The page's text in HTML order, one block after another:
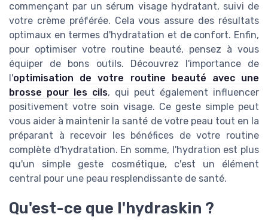
commençant par un sérum visage hydratant, suivi de
votre crème préférée. Cela vous assure des résultats
optimaux en termes d'hydratation et de confort. Enfin,
pour optimiser votre routine beauté, pensez à vous
équiper de bons outils. Découvrez l'importance de
l'optimisation de votre routine beauté avec une
brosse pour les cils, qui peut également influencer
positivement votre soin visage. Ce geste simple peut
vous aider à maintenir la santé de votre peau tout en la
préparant à recevoir les bénéfices de votre routine
complète d'hydratation. En somme, l'hydration est plus
qu'un simple geste cosmétique, c'est un élément
central pour une peau resplendissante de santé.
Qu'est-ce que l'hydraskin ?